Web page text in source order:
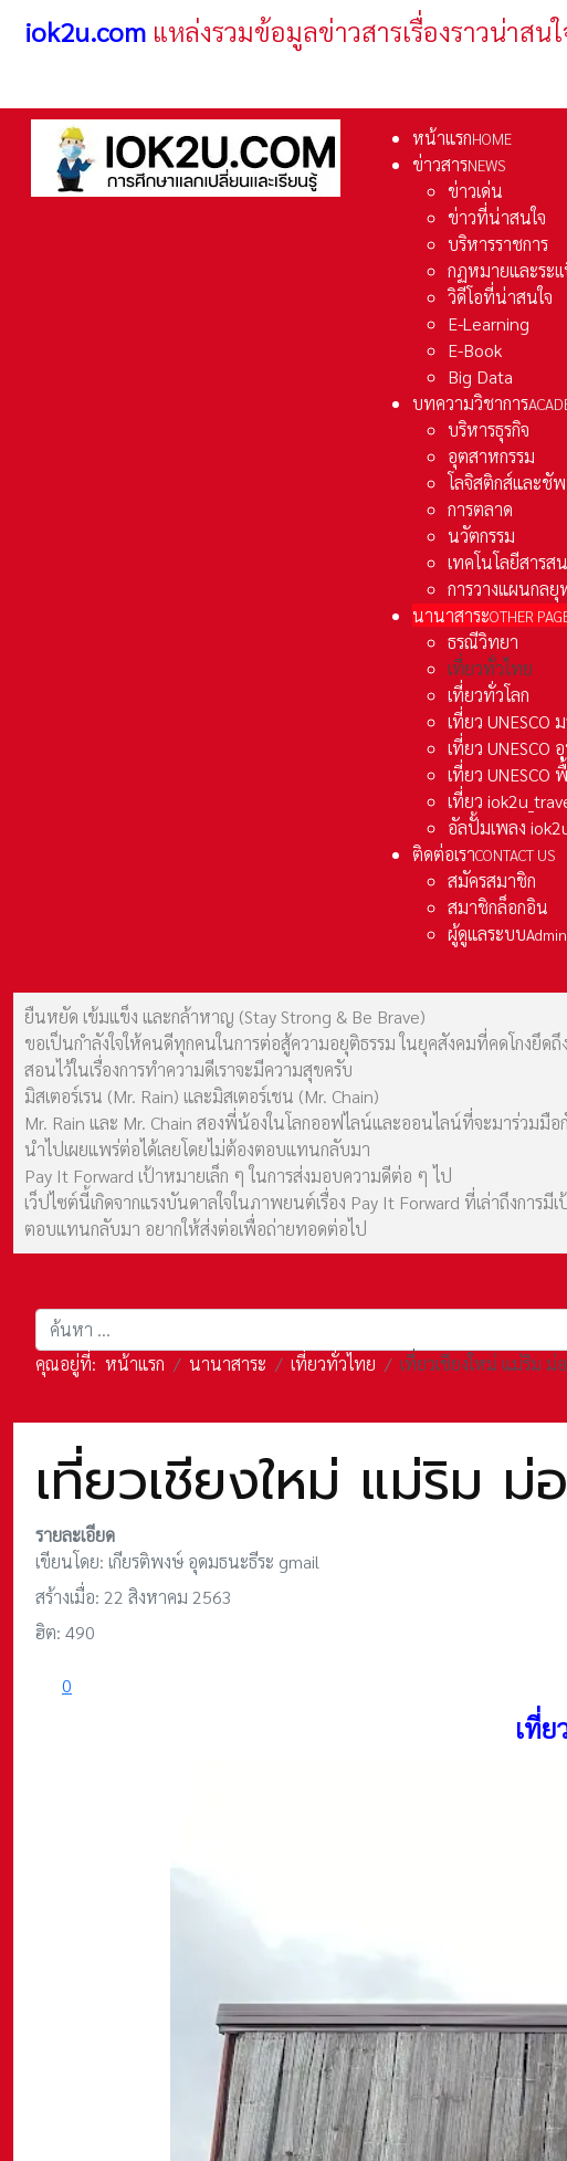
iok2u.com แหล่งรวมข้อมูลข่าวสารเรื่องราวน่าส
หน้าแรกHOME
ข่าวสารNEWS
ข่าวเด่น
ข่าวที่น่าสนใจ
บริหารราชการ
กฏหมายและระเ
วิดีโอที่น่าสนใจ
E-Learning
E-Book
Big Data
บทความวิชาการ
บริหารธุรกิจ
อุตสาหกรรม
โลจิสติกส์และชั
การตลาด
นวัตกรรม
เทคโนโลยีสารส
การวางแผนกลยุ
นานาสาระOTHER
ธรณีวิทยา
เที่ยวทั่วไทย
เที่ยวทั่วโลก
เที่ยว UNESCO
เที่ยว UNESCO
เที่ยว
เที่ยว
อัลปั้มเพลง
ติดต่อเราCONTACT US
สมัครสมาชิก
สมาชิกล็อกอิน
ผู้ดูแลระบบ
ยืนหยัด เข้มแข็ง และกล้าหาญ (Stay Strong & Be Brave)
ขอเป็นกำลังใจให้คนดีทุกคนในการต่อสู้ความอยุติธรรม ในยุคสังคมที่คดโกง
สอนไว้ในเรื่องการทำความดีเราจะมีความสุขครับ
มิสเตอร์เรน (Mr. Rain) และมิสเตอร์เชน (Mr. Chain)
Mr. Rain และ Mr. Chain สองพี่น้องในโลกออฟไลน์และออนไลน์ที่จะมาร่วมมือ
นำไปเผยแพร่ต่อได้เลยโดยไม่ต้องตอบแทนกลับมา
Pay It Forward เป้าหมายเล็ก ๆ ในการส่งมอบความดีต่อ ๆ ไป
เว็ปไซต์นี้เกิดจากแรงบันดาลใจในภาพยนต์เรื่อง Pay It Forward ที่เล่าถึงกา
ตอบแทนกลับมา อยากให้ส่งต่อเพื่อถ่ายทอดต่อไป
การค้นหา
คุณอยู่ที่: หน้าแรก นานาสาระ เที่ยวทั่วไทย เที่ยวเชียงใหม่ แม่ริม
เที่ยวเชียงใหม่ แม่ริม
รายละเอียด
เขียนโดย: เกียรติพงษ์ อุดมธนะธีระ gmail
สร้างเมื่อ: 22 สิงหาคม 2563
ฮิต: 490
0
เที่ย